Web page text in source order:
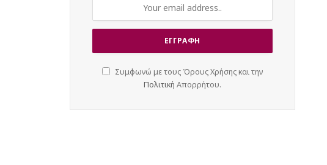
Συμφωνώ με τους Όρους Χρήσης και την
Πολιτική Απορρήτου.